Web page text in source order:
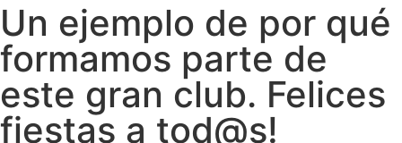
Un ejemplo de por qué
formamos parte de
este gran club. Felices
fiestas a tod@s!